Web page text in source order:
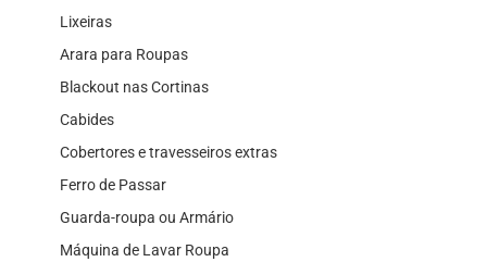
Lixeiras
Arara para Roupas
Blackout nas Cortinas
Cabides
Cobertores e travesseiros extras
Ferro de Passar
Guarda-roupa ou Armário
Máquina de Lavar Roupa